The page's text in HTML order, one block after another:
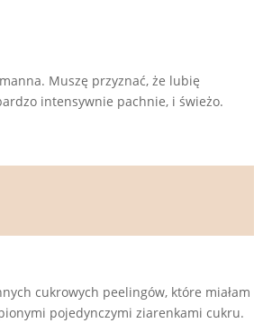
Muszę przyznać, że lubię
intensywnie pachnie, i świeżo.
cukrowych peelingów, które miałam
pojedynczymi ziarenkami cukru.